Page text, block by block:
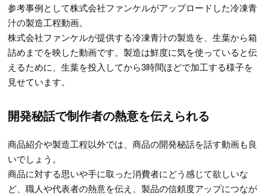
参考事例として株式会社ファンケルがアップロードした冷凍青
汁の製造工程動画。
株式会社ファンケルが提供する冷凍青汁の製造を、生葉から箱
詰めまでを映した動画です。製造は鮮度に気を使っていると伝
えるために、生葉を投入してから3時間ほどで加工する様子を
見せています。
開発秘話で制作者の熱意を伝えられる
商品紹介や製造工程以外では、商品の開発秘話を話す動画も良
いでしょう。
商品に対する思いや手に取った消費者にどう感じて欲しいな
ど、職人や代表者の熱意を伝え、製品の信頼度アップにつなが